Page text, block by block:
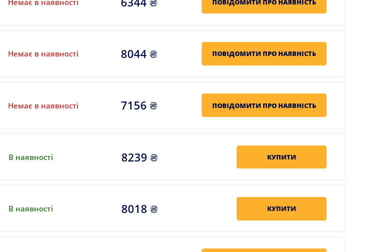
Немає в наявності ПОВІДОМИТИ ПРО НАЯВНІСТЬ
Немає в наявності 8044₴ ПОВІДОМИТИ ПРО НАЯВНІСТЬ
Немає в наявності 7156 ₴ ПОВІДОМИТИ ПРО НАЯВНІСТЬ
В наявності 8239₴ КУПИТИ
В наявності 8018₴ КУПИТИ